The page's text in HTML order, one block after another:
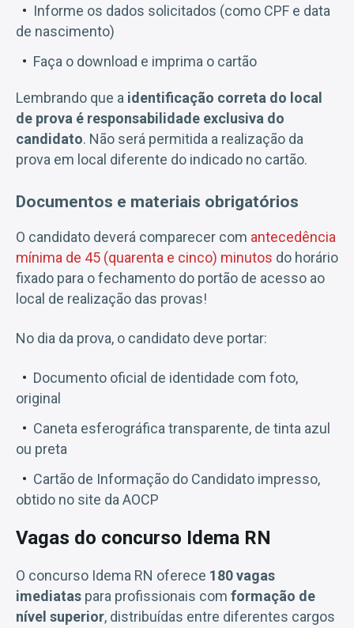
Informe os dados solicitados (como CPF e data
de nascimento)
Faça o download e imprima o cartão
Lembrando que a identificação correta do local
de prova é responsabilidade exclusiva do
candidato. Não será permitida a realização da
prova em local diferente do indicado no cartão.
Documentos e materiais obrigatórios
O candidato deverá comparecer com antecedência
mínima de 45 (quarenta e cinco) minutos do horário
fixado para o fechamento do portão de acesso ao
local de realização das provas!
No dia da prova, o candidato deve portar:
Documento oficial de identidade com foto,
original
Caneta esferográfica transparente, de tinta azul
ou preta
Cartão de Informação do Candidato impresso,
obtido no site da AOCP
Vagas do concurso Idema RN
O concurso Idema RN oferece 180 vagas
imediatas para profissionais com formação de
nível superior, distribuídas entre diferentes cargos